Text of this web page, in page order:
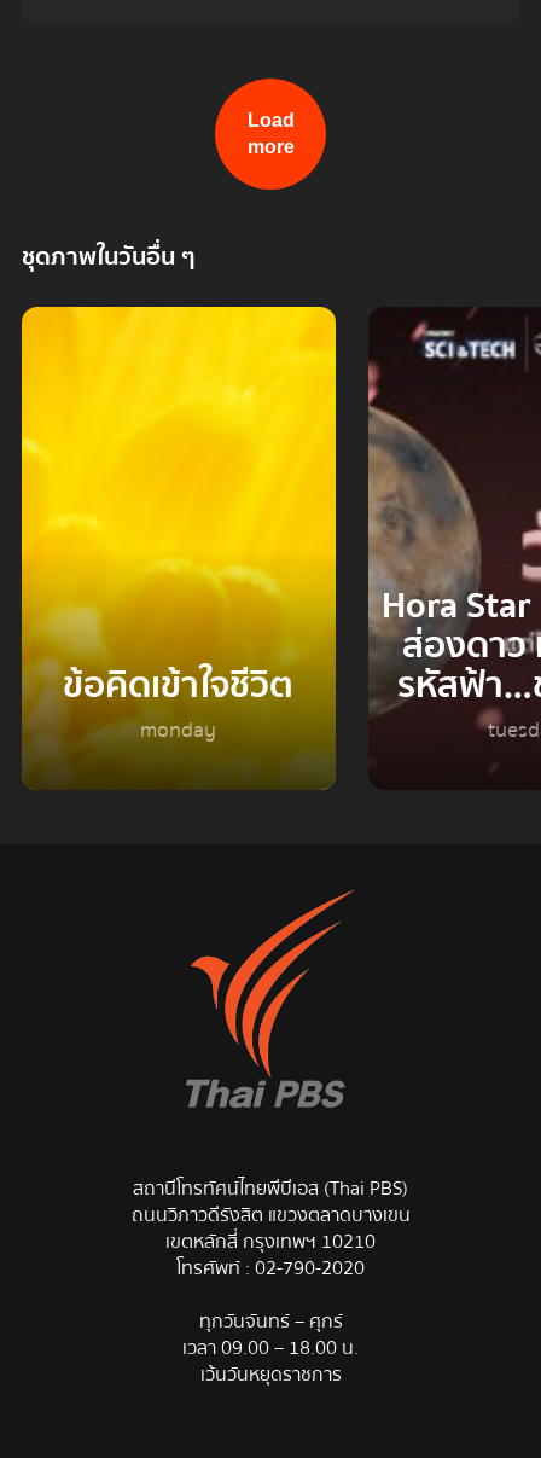
Load
more
ชุดภาพในวันอื่น ๆ
ข้อคิดเข้าใจชีวิต
monday
Hora
ส่องดาว
รหัสฟ้า…
สถานีโทรทัศน์ไทยพีบีเอส (Thai PBS)
ถนนวิภาวดีรังสิต แขวงตลาดบางเขน
เขตหลักสี่ กรุงเทพฯ 10210
โทรศัพท์ :02-790-2020
ทุกวันจันทร์ – ศุกร์
เวลา 09.00 – 18.00 น.
เว้นวันหยุดราชการ